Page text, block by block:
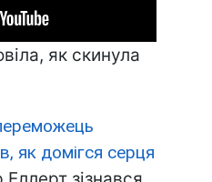
як скинула
як домігся серця